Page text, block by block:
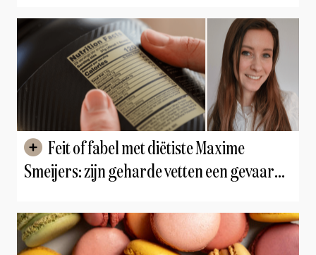
Smeijers: zijn geharde vetten een gevaar